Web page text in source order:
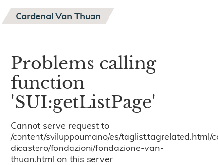
Cardenal Van Thuan
Problems calling
function
'SUI:getListPage'
Cannot serve request to
/content/sviluppoumano/es/taglist.tagrelated.html/
dicastero/fondazioni/fondazione-van-
thuan.html on this server